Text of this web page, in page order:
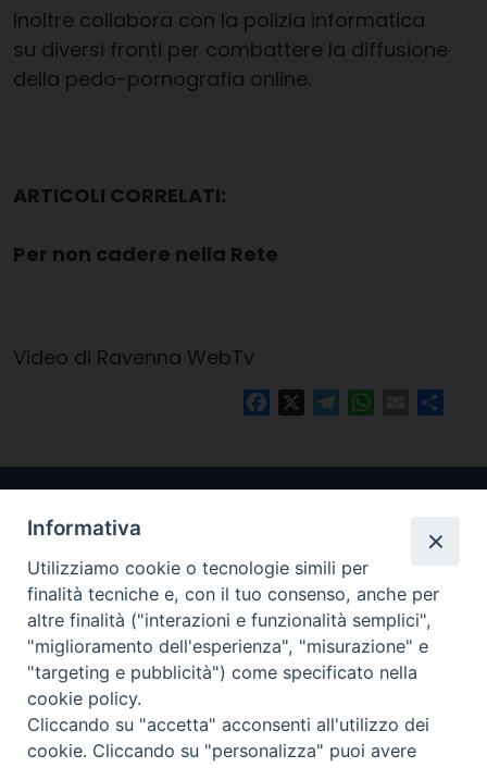
Inoltre collabora con la polizia informatica
su diversi fronti per combattere la diffusione
della pedo-pornografia online.
ARTICOLI CORRELATI:
Per non cadere nella Rete
Video di Ravenna WebTv
FacebookTelegramWhatsApp
Email
Arcidiocesi di Ravenna-Cervia
CONTATTI
Piazza Arcivescovado, 1 48121- Ravenna
Informativa
Utilizziamo cookie o tecnologie simili per
finalità tecniche e, con il tuo consenso, anche per
altre finalità ("interazioni e funzionalità semplici",
"miglioramento dell'esperienza", "misurazione" e
"targeting e pubblicità") come specificato nella
cookie policy.
Cliccando su "accetta" acconsenti all'utilizzo dei
cookie. Cliccando su "personalizza" puoi avere